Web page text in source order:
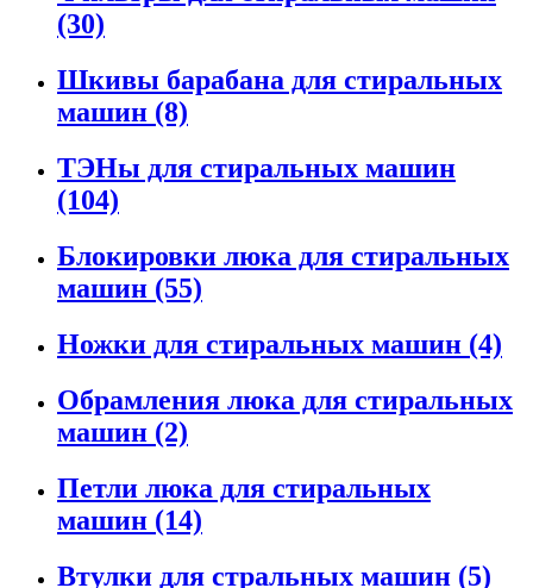
(30)
Шкивы барабана для стиральных
машин (8)
ТЭНы для стиральных машин
(104)
Блокировки люка для стиральных
машин (55)
Ножки для стиральных машин (4)
Обрамления люка для стиральных
машин (2)
Петли люка для стиральных
машин (14)
Втулки для стральных машин (5)